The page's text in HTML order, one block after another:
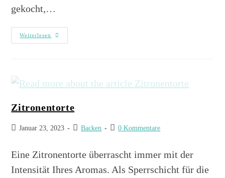
gekocht,…
Weiterlesen
Zitronentorte
Januar 23, 2023 Backen 0 Kommentare
Eine Zitronentorte überrascht immer mit der
Intensität Ihres Aromas. Als Sperrschicht für die